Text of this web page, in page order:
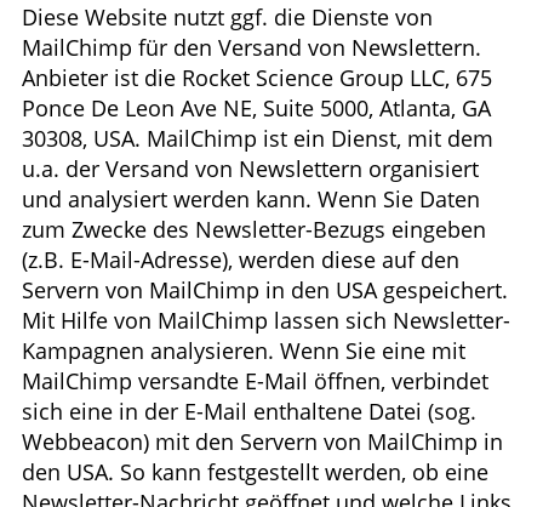
Diese Website nutzt ggf. die Dienste von
MailChimp für den Versand von Newslettern.
Anbieter ist die Rocket Science Group LLC, 675
Ponce De Leon Ave NE, Suite 5000, Atlanta, GA
30308, USA. MailChimp ist ein Dienst, mit dem
u.a. der Versand von Newslettern organisiert
und analysiert werden kann. Wenn Sie Daten
zum Zwecke des Newsletter-Bezugs eingeben
(z.B. E-Mail-Adresse), werden diese auf den
Servern von MailChimp in den USA gespeichert.
Mit Hilfe von MailChimp lassen sich Newsletter-
Kampagnen analysieren. Wenn Sie eine mit
MailChimp versandte E-Mail öffnen, verbindet
sich eine in der E-Mail enthaltene Datei (sog.
Webbeacon) mit den Servern von MailChimp in
den USA. So kann festgestellt werden, ob eine